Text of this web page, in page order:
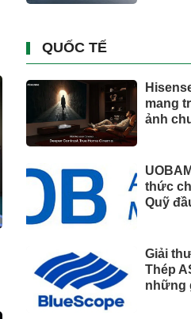
QUỐC TẾ
mang
ảnh
thức
Quỹ
Giải
Thép
những